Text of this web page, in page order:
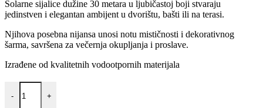
Solarne sijalice dužine 30 metara u ljubičastoj boji stvaraju
jedinstven i elegantan ambijent u dvorištu, bašti ili na terasi.
Njihova posebna nijansa unosi notu mističnosti i dekorativnog
šarma, savršena za večernja okupljanja i proslave.
Izrađene od kvalitetnih vodootpornih materijala
-
Solarne sijalice 30m ljubičasta količina
+